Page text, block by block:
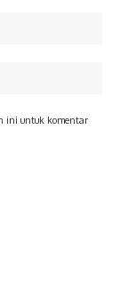
ini untuk komentar